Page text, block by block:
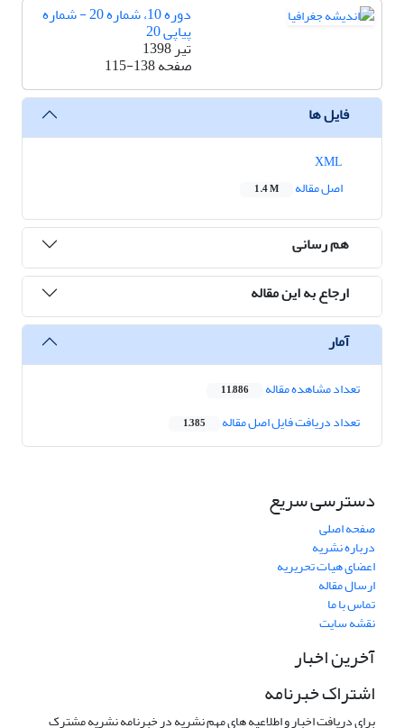
دوره 10، شماره 20 - شماره
پیاپی 20
تیر 1398
صفحه115-138
فایل ها
اصل مقاله
1.4 M
هم رسانی
ارجاع به این مقاله
آمار
تعداد مشاهده مقاله 11,886
تعداد دریافت فایل اصل مقاله 1,385
دسترسی سریع
صفحه اصلی
درباره نشریه
اعضای هیات تحریریه
ارسال مقاله
تماس با ما
نقشه سایت
آخرین اخبار
اشتراک خبرنامه
برای دریافت اخبار و اطلاعیه های مهم نشریه در خبرنامه نشریه مشترک